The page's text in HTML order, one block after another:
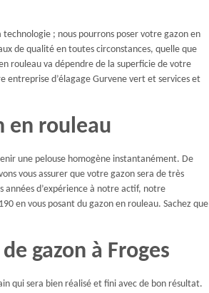
; nous pourrons poser votre gazon en
de qualité en toutes circonstances, quelle que
rouleau va dépendre de la superficie de votre
d’élagage Gurvene vert et services et
en rouleau
une pelouse homogène instantanément. De
vous assurer que votre gazon sera de très
d’expérience à notre actif, notre
en vous posant du gazon en rouleau. Sachez que
gazon à Froges
qui sera bien réalisé et fini avec de bon résultat.